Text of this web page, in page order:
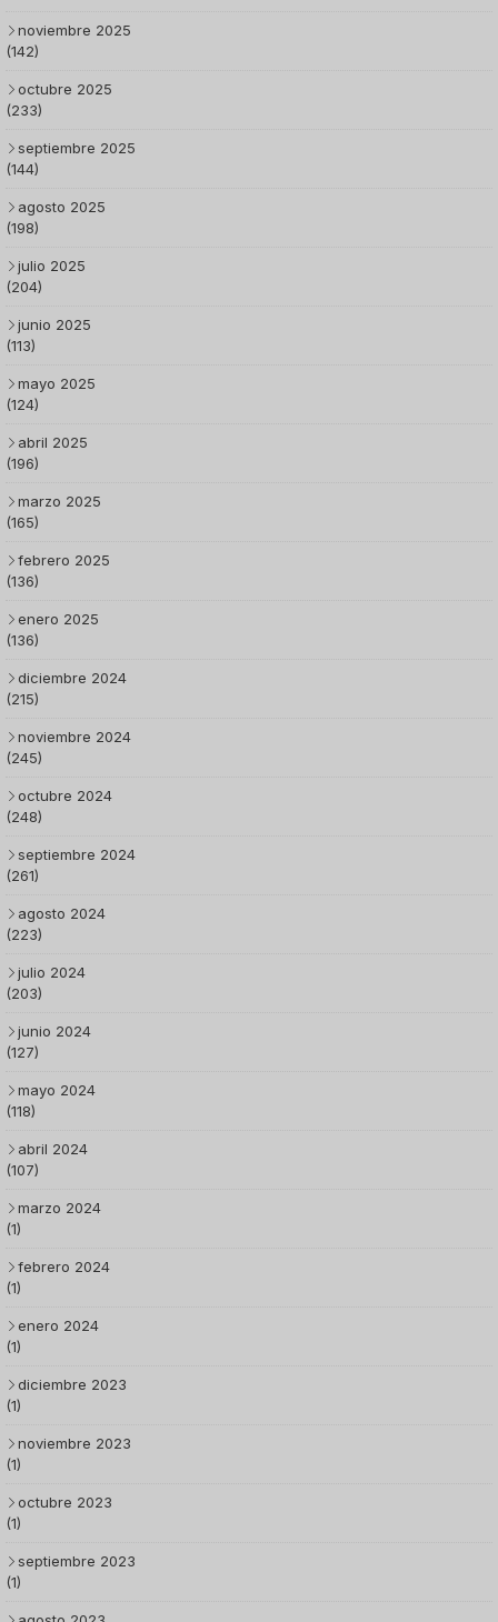
noviembre 2025
(142)
octubre 2025
(233)
septiembre 2025
(144)
agosto 2025
(198)
julio 2025
(204)
junio 2025
(113)
mayo 2025
(124)
abril 2025
(196)
marzo 2025
(165)
febrero 2025
(136)
enero 2025
(136)
diciembre 2024
(215)
noviembre 2024
(245)
octubre 2024
(248)
septiembre 2024
(261)
agosto 2024
(223)
julio 2024
(203)
junio 2024
(127)
mayo 2024
(118)
abril 2024
(107)
marzo 2024
(1)
febrero 2024
(1)
enero 2024
(1)
diciembre 2023
(1)
noviembre 2023
(1)
octubre 2023
(1)
septiembre 2023
(1)